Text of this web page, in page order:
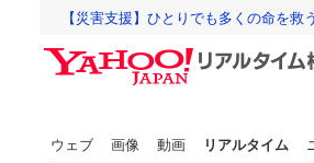
【災害支援】ひとりでも多くの命を救
ウェブ 画像 動画 リアルタイム